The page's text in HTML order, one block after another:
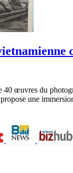
40 œuvres du
une